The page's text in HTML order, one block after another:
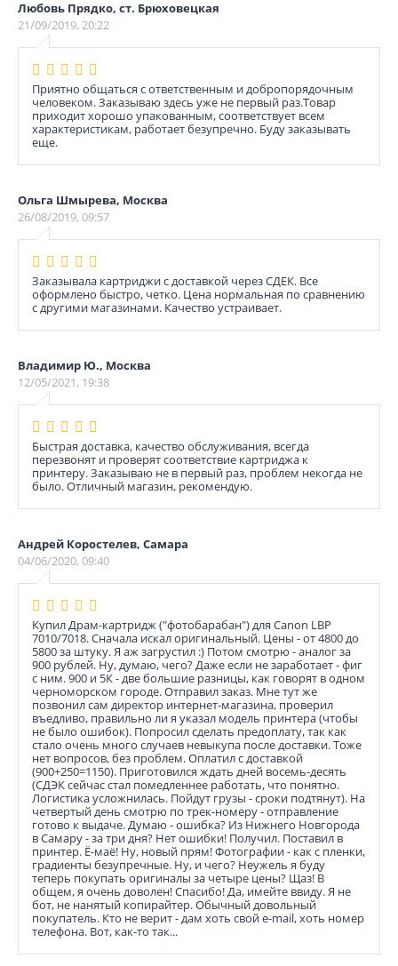
Любовь Прядко, ст. Брюховецкая
21/09/2019, 20:22
Приятно общаться с ответственным и добропорядочным
человеком. Заказываю здесь уже не первый раз.Товар
приходит хорошо упакованным, соответствует всем
характеристикам, работает безупречно. Буду заказывать
еще.
Ольга Шмырева, Москва
26/08/2019, 09:57
Заказывала картриджи с доставкой через СДЕК. Все
оформлено быстро, четко. Цена нормальная по сравнению
с другими магазинами. Качество устраивает.
Владимир Ю., Москва
12/05/2021, 19:38
Быстрая доставка, качество обслуживания, всегда
перезвонят и проверят соответствие картриджа к
принтеру. Заказываю не в первый раз, проблем некогда не
было. Отличный магазин, рекомендую.
Андрей Коростелев, Самара
04/06/2020, 09:40
Купил Драм-картридж ("фотобарабан") для Canon LBP
7010/7018. Сначала искал оригинальный. Цены - от 4800 до
5800 за штуку. Я аж загрустил :) Потом смотрю - аналог за
900 рублей. Ну, думаю, чего? Даже если не заработает - фиг
с ним. 900 и 5К - две большие разницы, как говорят в одном
черноморском городе. Отправил заказ. Мне тут же
позвонил сам директор интернет-магазина, проверил
въедливо, правильно ли я указал модель принтера (чтобы
не было ошибок). Попросил сделать предоплату, так как
стало очень много случаев невыкупа после доставки. Тоже
нет вопросов, без проблем. Оплатил с доставкой
(900+250=1150). Приготовился ждать дней восемь-десять
(СДЭК сейчас стал помедленнее работать, что понятно.
Логистика усложнилась. Пойдут грузы - сроки подтянут). На
четвертый день смотрю по трек-номеру - отправление
готово к выдаче. Думаю - ошибка? Из Нижнего Новгорода
в Самару - за три дня? Нет ошибки! Получил. Поставил в
принтер. Ё-маё! Ну, новый прям! Фотографии - как с пленки,
градиенты безупречные. Ну, и чего? Неужель я буду
теперь покупать оригиналы за четыре цены? Щаз! В
общем, я очень доволен! Спасибо! Да, имейте ввиду. Я не
бот, не нанятый копирайтер. Обычный довольный
покупатель. Кто не верит - дам хоть свой e-mail, хоть номер
телефона. Вот, как-то так...